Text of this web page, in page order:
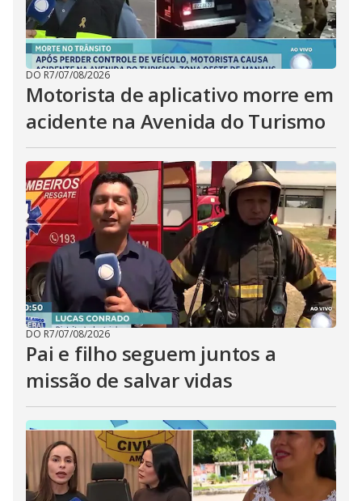
DO R7/07/08/2026
Motorista de aplicativo morre em
acidente na Avenida do Turismo
DO R7/07/08/2026
Pai e filho seguem juntos a
missão de salvar vidas